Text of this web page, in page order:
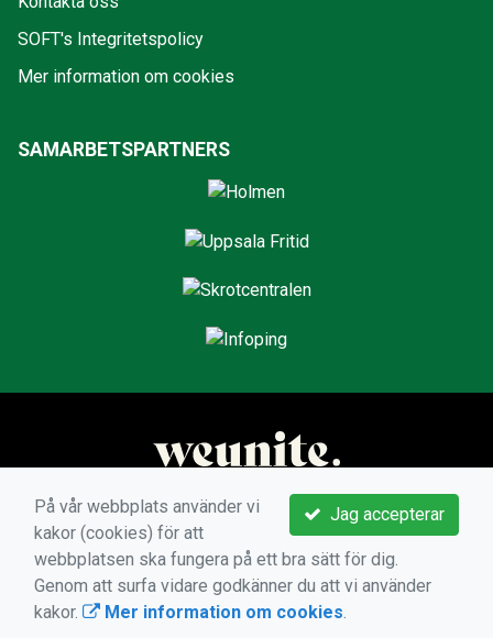
SOFT's Integritetspolicy
Mer information om cookies
SAMARBETSPARTNERS
Jag accepterar
På vår webbplats använder vi
kakor (cookies) för att
webbplatsen ska fungera på ett bra sätt för dig.
Genom att surfa vidare godkänner du att vi använder
kakor.
Mer information om cookies.